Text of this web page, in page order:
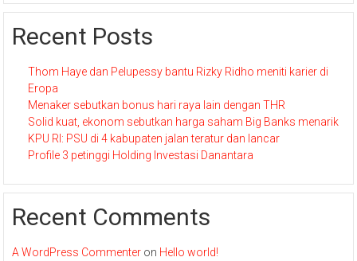
Recent Posts
Thom Haye dan Pelupessy bantu Rizky Ridho meniti karier di
Eropa
Menaker sebutkan bonus hari raya lain dengan THR
Solid kuat, ekonom sebutkan harga saham Big Banks menarik
KPU RI: PSU di 4 kabupaten jalan teratur dan lancar
Profile 3 petinggi Holding Investasi Danantara
Recent Comments
A WordPress Commenter on Hello world!